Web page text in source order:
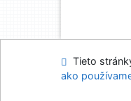
Tieto
ako